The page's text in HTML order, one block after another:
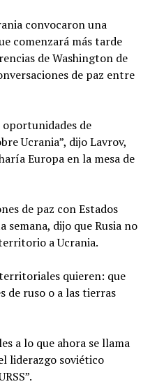
convocaron una
comenzará más tarde
de Washington de
de paz entre
oportunidades de
Ucrania”, dijo Lavrov,
Europa en la mesa de
de paz con Estados
semana, dijo que Rusia no
a Ucrania.
quieren: que
de ruso o a las tierras
a lo que ahora se llama
liderazgo soviético